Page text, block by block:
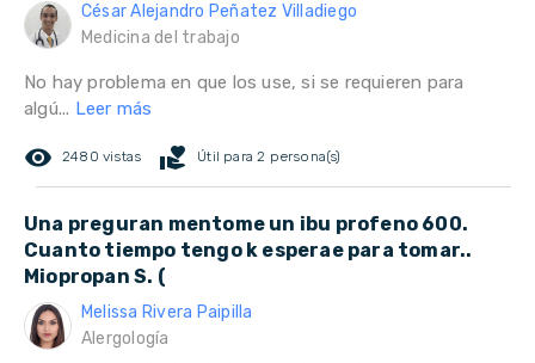
César Alejandro Peñatez Villadiego
Medicina del trabajo
No hay problema en que los use, si se requieren para
algú... Leer más
remove_red_eye 2480 vistas volunteer_activism Útil para 2 persona(s)
Una preguran mentome un ibu profeno 600.
Cuanto tiempo tengo k esperae para tomar..
Miopropan S. (
Melissa Rivera Paipilla
Alergología